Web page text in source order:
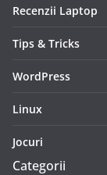
Recenzii Laptop
Tips & Tricks
WordPress
Linux
Jocuri
Categorii